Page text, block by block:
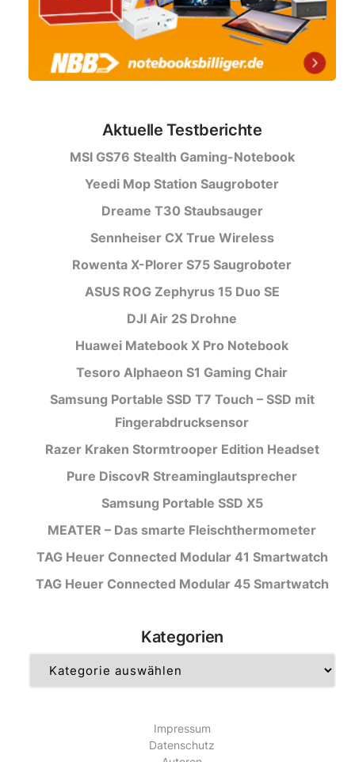
Aktuelle Testberichte
MSI GS76 Stealth Gaming-Notebook
Yeedi Mop Station Saugroboter
Dreame T30 Staubsauger
Sennheiser CX True Wireless
Rowenta X-Plorer S75 Saugroboter
ASUS ROG Zephyrus 15 Duo SE
DJI Air 2S Drohne
Huawei Matebook X Pro Notebook
Tesoro Alphaeon S1 Gaming Chair
Samsung Portable SSD T7 Touch – SSD mit
Fingerabdrucksensor
Razer Kraken Stormtrooper Edition Headset
Pure DiscovR Streaminglautsprecher
Samsung Portable SSD X5
MEATER – Das smarte Fleischthermometer
TAG Heuer Connected Modular 41 Smartwatch
TAG Heuer Connected Modular 45 Smartwatch
Kategorien
Impressum
Datenschutz